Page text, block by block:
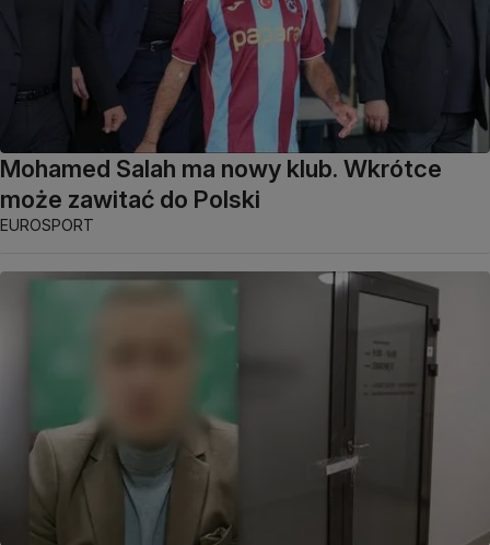
Mohamed Salah ma nowy klub. Wkrótce
może zawitać do Polski
EUROSPORT